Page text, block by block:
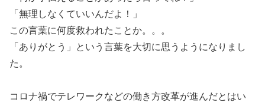
「無理しなくていいんだよ！」
この言葉に何度救われたことか。。。
「ありがとう」という言葉を大切に思うようになりまし
た。
コロナ禍でテレワークなどの働き方改革が進んだとはい